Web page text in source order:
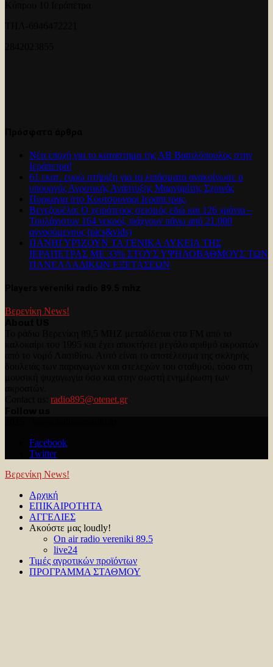
Νέα εποχή για το καταστημα της ΑΒ Βασιλόπουλος στην
Ιεράπετρα!
61 εκατ. ευρώ στήριξη για τα λιπάσματα ανακοίνωσε ο
υπουργός Αγροτικής Ανάπτυξης Μαργαρίτης Σχοινάς
Πυρκαγια στο Κουτσουναρι Ιεραπετρας.
Βενεζουέλα: Ο χειρότερος σεισμός εδώ και 126 χρόνια –
Τουλάχιστον 164 νεκροί, ψάχνουν πάνω από 21.000
αγνοούμενους (pics&vids)
ΠΑΝΗΓΥΡΊΖΟΥΝ ΤΑ ΓΕΝΙΚΑ ΛΥΚΕΙΑ ΤΗΣ
ΙΕΡΑΠΕΤΡΑΣ ΜΕ 33% ΣΤΟΥΣ ΥΨΗΛΟΒΑΘΜΟΥΣ ΤΩΝ
ΠΑΝΕΛΛΑΔΙΚΩΝ ΕΞΕΤΑΣΕΩΝ
Βερενίκη News!
radio895@otenet.gr
Facebook
Twitter
Βερενίκη News!
Αρχική
ΕΠΙΚΑΙΡΟΤΗΤΑ
ΑΓΓΕΛΙΕΣ
Ακούστε μας loudly!
On air radio vereniki 89.5
live24
Τιμές αγροτικών προϊόντων
ΠΡΟΓΡΑΜΜΑ ΣΤΑΘΜΟΥ